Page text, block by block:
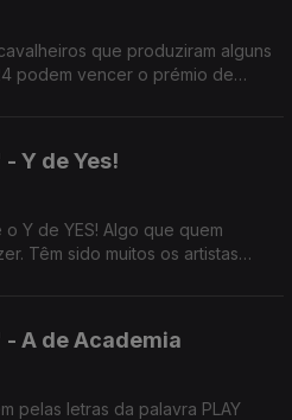
que produziram alguns
podem vencer o prémio de
Y de Yes!
Y de YES! Algo que quem
Têm sido muitos os artistas
- A de Academia
pelas letras da palavra PLAY